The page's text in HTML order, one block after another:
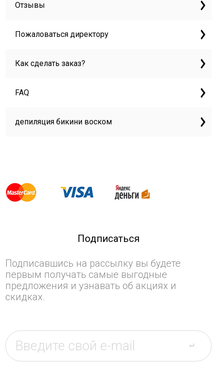
Отзывы
Пожаловаться директору
Как сделать заказ?
FAQ
депиляция бикини воском
Подписаться
Подписавшись на рассылку вы будете
первым получать самые выгодные
предложения и узнавать об акциях и
скидках.